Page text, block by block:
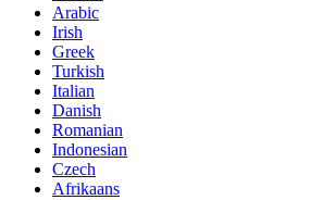
Arabic
Irish
Greek
Turkish
Italian
Danish
Romanian
Indonesian
Czech
Afrikaans